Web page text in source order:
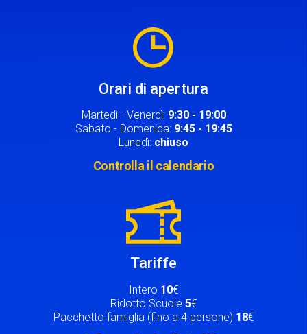
Orari di apertura
Martedì - Venerdì: 9:30 - 19:00
Sabato - Domenica: 9:45 - 19:45
Lunedì: chiuso
Controlla il calendario
Tariffe
Intero 10€
Ridotto Scuole 5€
Pacchetto famiglia (fino a 4 persone) 18€